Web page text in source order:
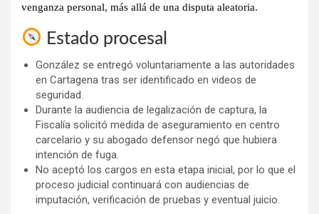
venganza personal, más allá de una disputa aleatoria.
Estado procesal
González se entregó voluntariamente a las autoridades
en Cartagena tras ser identificado en videos de
seguridad.
Durante la audiencia de legalización de captura, la
Fiscalía solicitó medida de aseguramiento en centro
carcelario y su abogado defensor negó que hubiera
intención de fuga.
No aceptó los cargos en esta etapa inicial, por lo que el
proceso judicial continuará con audiencias de
imputación, verificación de pruebas y eventual juicio.